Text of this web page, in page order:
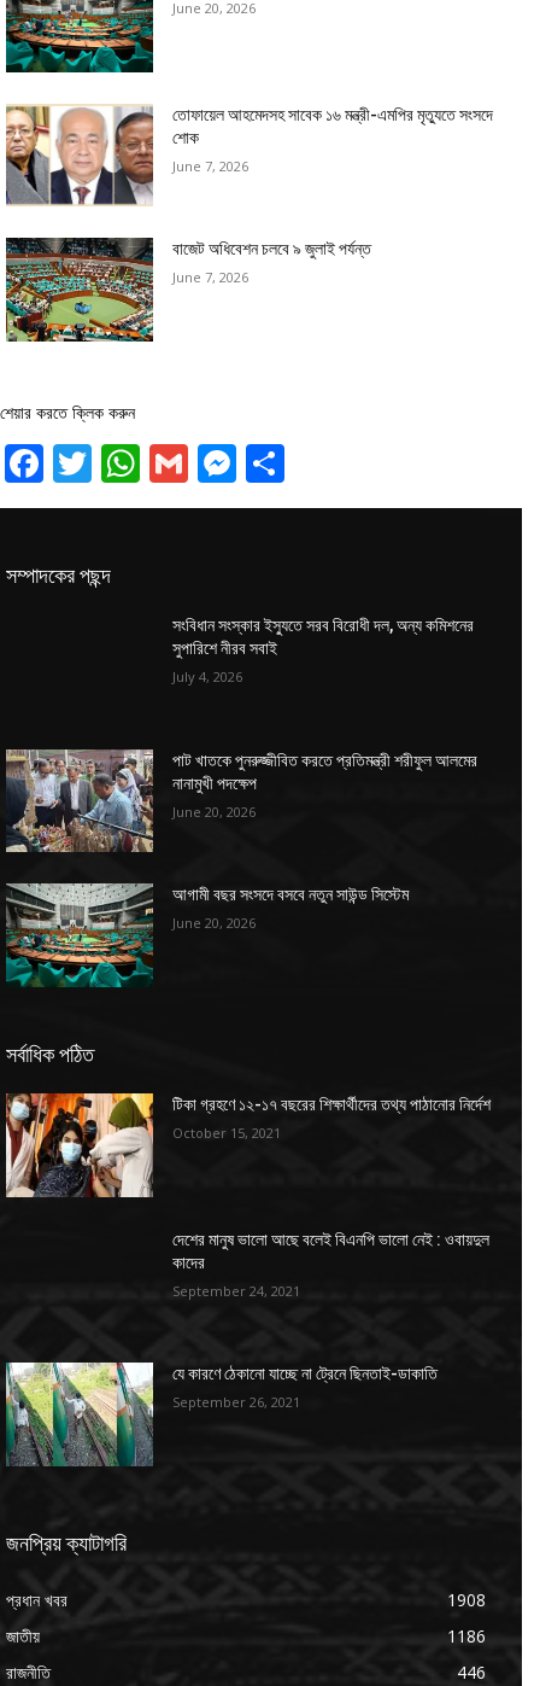
June 20, 2026
তোফায়েল আহমেদসহ সাবেক ১৬ মন্ত্রী-এমপির মৃত্যুতে সংসদে
শোক
June 7, 2026
বাজেট অধিবেশন চলবে ৯ জুলাই পর্যন্ত
June 7, 2026
শেয়ার করতে ক্লিক করুন
Facebook
Twitter
WhatsApp
GmailMessenger
সম্পাদকের পছন্দ
সংবিধান সংস্কার ইস্যুতে সরব বিরোধী দল, অন্য কমিশনের
সুপারিশে নীরব সবাই
July 4, 2026
পাট খাতকে পুনরুজ্জীবিত করতে প্রতিমন্ত্রী শরীফুল আলমের
নানামুখী পদক্ষেপ
June 20, 2026
আগামী বছর সংসদে বসবে নতুন সাউন্ড সিস্টেম
June 20, 2026
সর্বাধিক পঠিত
টিকা গ্রহণে ১২-১৭ বছরের শিক্ষার্থীদের তথ্য পাঠানোর নির্দেশ
October 15, 2021
দেশের মানুষ ভালো আছে বলেই বিএনপি ভালো নেই : ওবায়দুল
কাদের
September 24, 2021
যে কারণে ঠেকানো যাচ্ছে না ট্রেনে ছিনতাই-ডাকাতি
September 26, 2021
জনপ্রিয় ক্যাটাগরি
প্রধান খবর
1908
জাতীয়
1186
রাজনীতি
446